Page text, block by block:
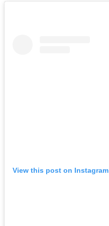
View this post on Instagram